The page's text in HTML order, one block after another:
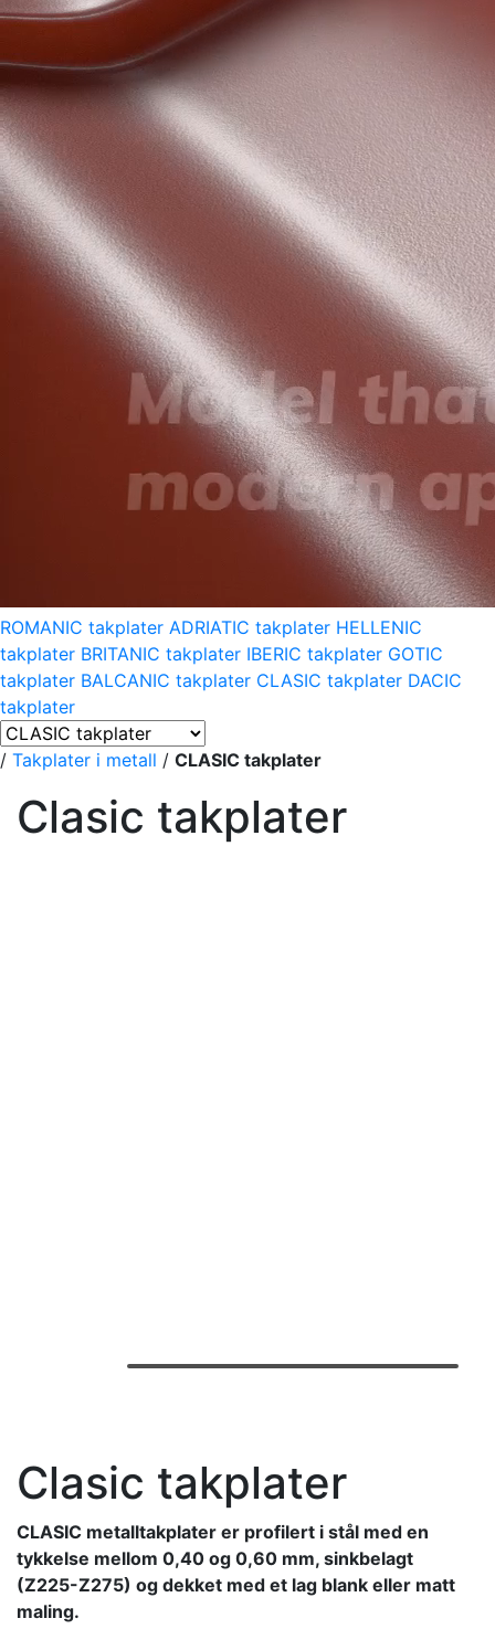
ROMANIC takplater ADRIATIC takplater HELLENIC
takplater BRITANIC takplater IBERIC takplater GOTIC
takplater BALCANIC takplater CLASIC takplater DACIC
takplater
/ Takplater i metall / CLASIC takplater
Clasic takplater
Clasic takplater
CLASIC metalltakplater er profilert i stål med en
tykkelse mellom 0,40 og 0,60 mm, sinkbelagt
(Z225-Z275) og dekket med et lag blank eller matt
maling.